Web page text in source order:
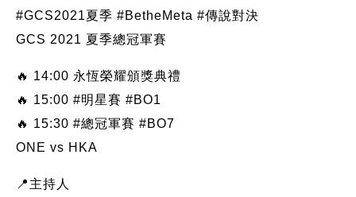
#GCS2021夏季 #BetheMeta #傳說對決
GCS 2021 夏季總冠軍賽
🔥 14:00 永恆榮耀頒獎典禮
🔥 15:00 #明星賽 #BO1
🔥 15:30 #總冠軍賽 #BO7
ONE vs HKA
📍主持人